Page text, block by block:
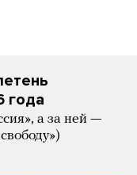
года
а за ней —